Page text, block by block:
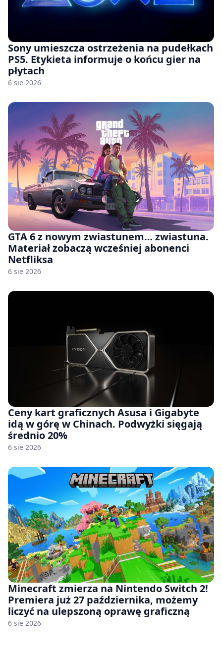
Sony umieszcza ostrzeżenia na pudełkach
PS5. Etykieta informuje o końcu gier na
płytach
6 sie 2026
GTA 6 z nowym zwiastunem… zwiastuna.
Materiał zobaczą wcześniej abonenci
Netfliksa
6 sie 2026
Ceny kart graficznych Asusa i Gigabyte
idą w górę w Chinach. Podwyżki sięgają
średnio 20%
6 sie 2026
Minecraft zmierza na Nintendo Switch 2!
Premiera już 27 października, możemy
liczyć na ulepszoną oprawę graficzną
6 sie 2026